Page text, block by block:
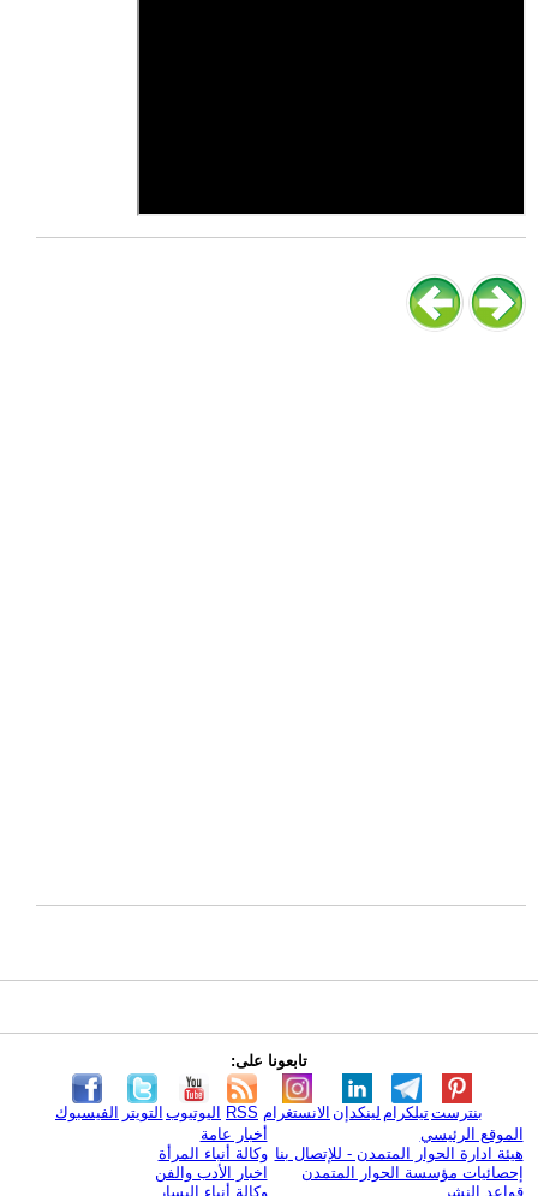
تابعونا على:
الفيسبوك التويتر اليوتيوب RSS الانستغرام لينكدإن تيلكرامبنترست
الموقع الرئيسي
هيئة ادارة الحوار المتمدن - للإتصال بنا
إحصائيات مؤسسة الحوار المتمدن
قواعد النشر
أخبار عامة
وكالة أنباء المرأة
اخبار الأدب والفن
وكالة أنباء اليسار